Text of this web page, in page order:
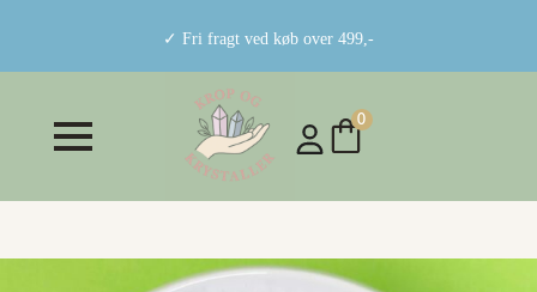
✓ Fri fragt ved køb over 499,-
0